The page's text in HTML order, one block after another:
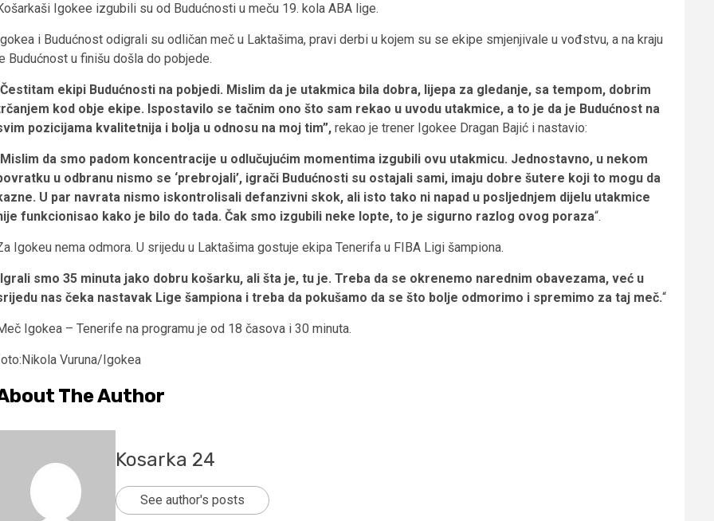
Igokee izgubili su od Budućnosti u meču 19. kola ABA lige.
i Budućnost odigrali su odličan meč u Laktašima, pravi derbi u kojem su se ekipe smjenjivale u vođstvu, a na kraju
Budućnost u finišu došla do pobjede.
Čestitam ekipi Budućnosti na pobjedi. Mislim da je utakmica bila dobra, lijepa za gledanje, sa tempom, dobrim
kod obje ekipe. Ispostavilo se tačnim ono što sam rekao u uvodu utakmice, a to je da je Budućnost na
pozicijama kvalitetnija i bolja u odnosu na moj tim”, rekao je trener Igokee Dragan Bajić i nastavio:
Mislim da smo padom koncentracije u odlučujućim momentima izgubili ovu utakmicu. Jednostavno, u nekom
u odbranu nismo se ‘prebrojali’, igrači Budućnosti su ostajali sami, imaju dobre šutere koji to mogu da
U par navrata nismo iskontrolisali defanzivni skok, ali isto tako ni napad u posljednjem dijelu utakmice
funkcionisao kako je bilo do tada. Čak smo izgubili neke lopte, to je sigurno razlog ovog poraza“.
Igokeu nema odmora. U srijedu u Laktašima gostuje ekipa Tenerifa u FIBA Ligi šampiona.
Igrali smo 35 minuta jako dobru košarku, ali šta je, tu je. Treba da se okrenemo narednim obavezama, već u
nas čeka nastavak Lige šampiona i treba da pokušamo da se što bolje odmorimo i spremimo za taj meč.“
Igokea – Tenerife na programu je od 18 časova i 30 minuta.
Vuruna/Igokea
The Author
Kosarka 24
See author's posts